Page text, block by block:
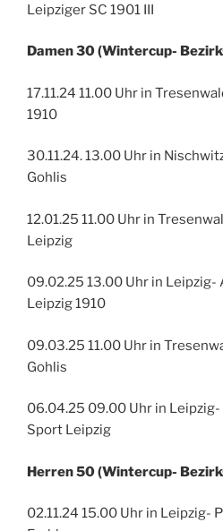
Leipziger SC 1901 III
Damen 30 (Wintercup-
17.11.24 11.00 Uhr in
1910
30.11.24. 13.00 Uhr in
Gohlis
12.01.25 11.00 Uhr in
Leipzig
09.02.25 13.00 Uhr in
Leipzig 1910
09.03.25 11.00 Uhr in
Gohlis
06.04.25 09.00 Uhr in Leipzig-
Sport Leipzig
Herren 50 (Wintercup-
02.11.24 15.00 Uhr in Leipzig-